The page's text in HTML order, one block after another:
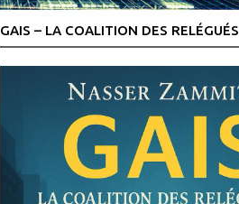
GAIS – LA COALITION DES RELÉGUÉS